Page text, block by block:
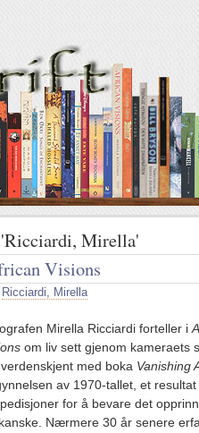
Mirella'
Visions
Ricciardi, Mirella
Mirella Ricciardi forteller i
om liv sett gjenom kameraets
med boka Vanishing
av 1970-tallet, et
for å bevare det
Nærmere 30 år senere